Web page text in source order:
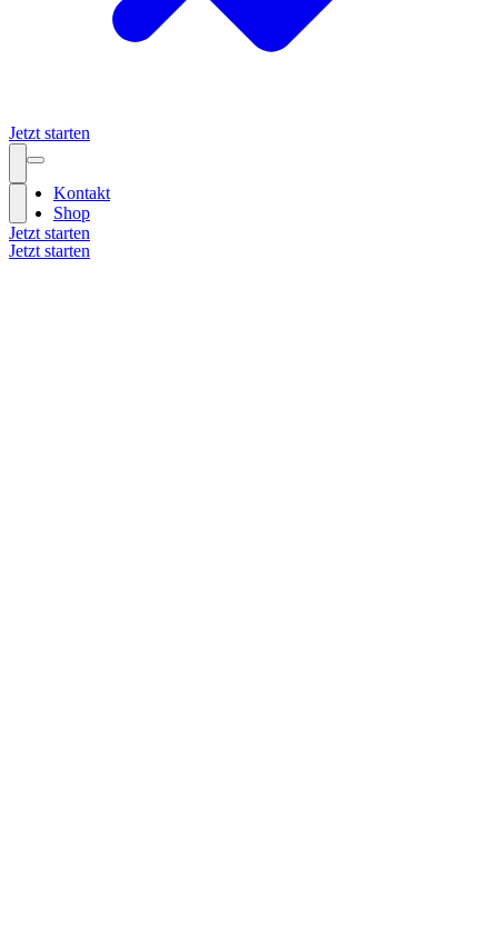
Jetzt starten
Jetzt starten
Kontakt
Shop
Jetzt starten